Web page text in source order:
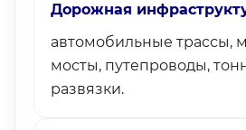
Дорожная
автомобильные трассы,
мосты, путепроводы,
развязки.